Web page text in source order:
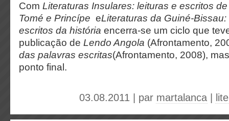
Com Literaturas Insulares: leituras e escritos
Tomé e Princípe eLiteraturas da Guiné-
escritos da história encerra-se um ciclo que
publicação de Lendo Angola (Afrontamento,
das palavras escritas(Afrontamento, 2008),
ponto final.
03.08.2011 | par martalanca